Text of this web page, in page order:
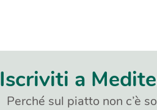
Iscriviti a
Perché sul piatto non c’è